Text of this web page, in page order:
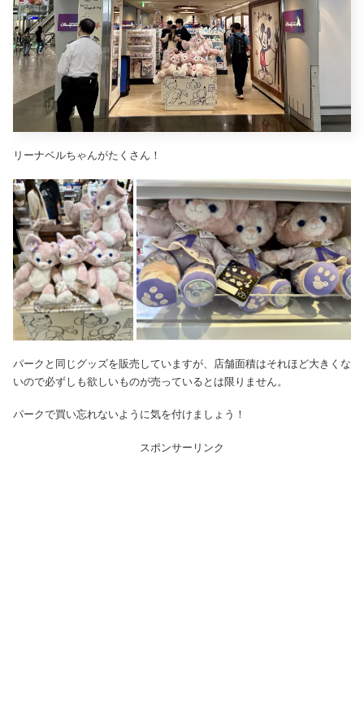
リーナベルちゃんがたくさん！
パークと同じグッズを販売していますが、店舗面積はそれほど大きくな
いので必ずしも欲しいものが売っているとは限りません。
パークで買い忘れないように気を付けましょう！
スポンサーリンク